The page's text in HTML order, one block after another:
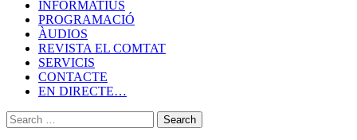
INFORMATIUS
PROGRAMACIÓ
ÀUDIOS
REVISTA EL COMTAT
SERVICIS
CONTACTE
EN DIRECTE…